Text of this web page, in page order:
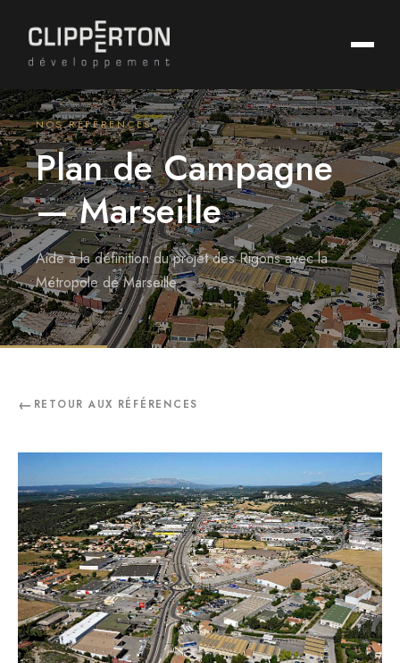
NOS RÉFÉRENCES
Plan de Campagne
— Marseille
Aide à la définition du projet des Rigons avec la
Métropole de Marseille
RETOUR AUX RÉFÉRENCES